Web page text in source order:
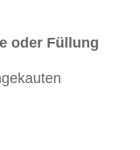
oder Füllung